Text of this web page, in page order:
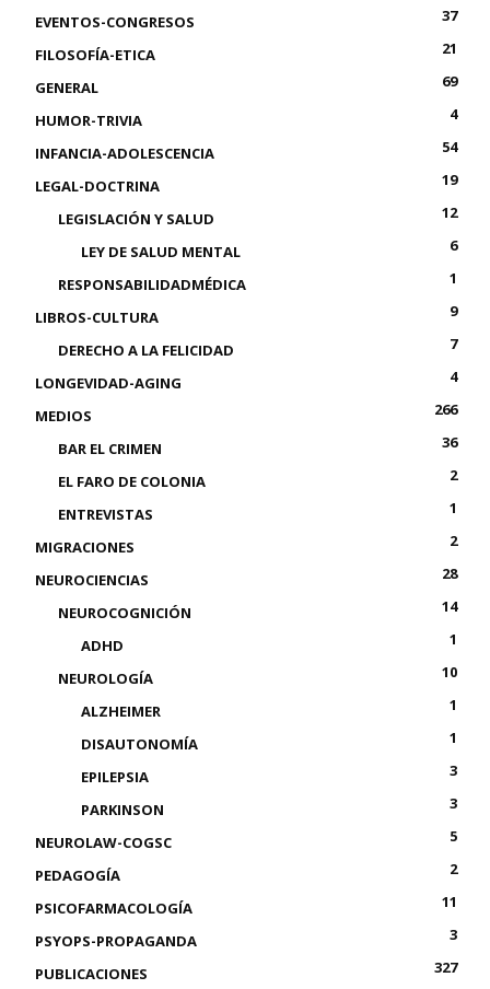
EVENTOS-CONGRESOS
37
FILOSOFÍA-ETICA
21
GENERAL
69
HUMOR-TRIVIA
4
INFANCIA-ADOLESCENCIA
54
LEGAL-DOCTRINA
19
LEGISLACIÓN Y SALUD
12
LEY DE SALUD MENTAL
6
RESPONSABILIDADMÉDICA
1
LIBROS-CULTURA
9
DERECHO A LA FELICIDAD
7
LONGEVIDAD-AGING
4
MEDIOS
266
BAR EL CRIMEN
36
EL FARO DE COLONIA
2
ENTREVISTAS
1
MIGRACIONES
2
NEUROCIENCIAS
28
NEUROCOGNICIÓN
14
ADHD
1
NEUROLOGÍA
10
ALZHEIMER
1
DISAUTONOMÍA
1
EPILEPSIA
3
PARKINSON
3
NEUROLAW-COGSC
5
PEDAGOGÍA
2
PSICOFARMACOLOGÍA
11
PSYOPS-PROPAGANDA
3
PUBLICACIONES
327